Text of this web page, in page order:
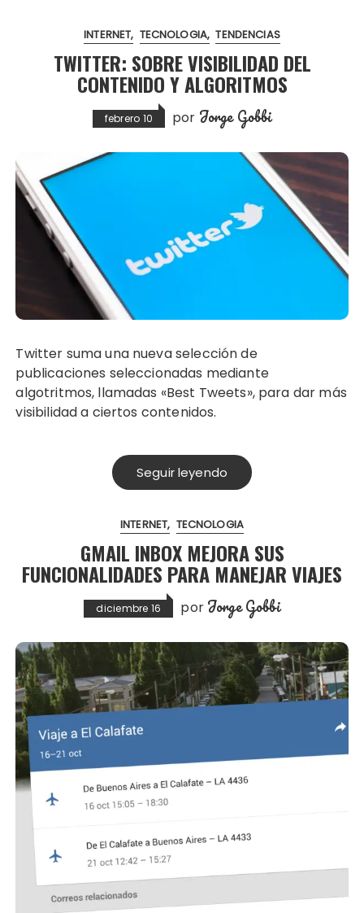
INTERNET TECNOLOGIA TENDENCIAS
TWITTER: SOBRE VISIBILIDAD DEL
CONTENIDO Y ALGORITMOS
febrero 10 por Jorge Gobbi
Twitter suma una nueva selección de
publicaciones seleccionadas mediante
algotritmos, llamadas «Best Tweets», para dar más
visibilidad a ciertos contenidos.
Seguir leyendo
INTERNET TECNOLOGIA
GMAIL INBOX MEJORA SUS
FUNCIONALIDADES PARA MANEJAR VIAJES
diciembre 16 por Jorge Gobbi